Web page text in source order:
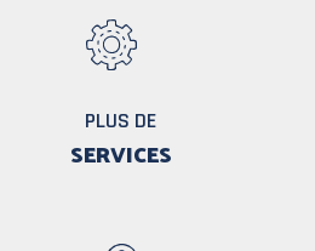
PLUS DE
SERVICES